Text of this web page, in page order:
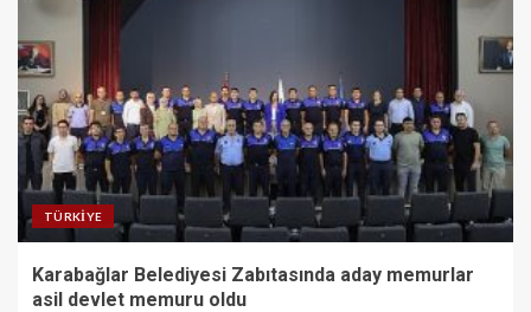
TÜRKIYE
Karabağlar Belediyesi Zabıtasında aday memurlar
asil devlet memuru oldu